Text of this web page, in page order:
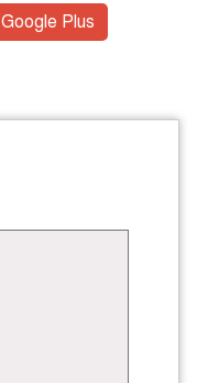
Google Plus